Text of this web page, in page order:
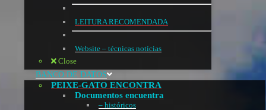
LEITURA RECOMENDADA
Website – técnicas notícias
Close
BANCO DE DATOS
PEIXE-GATO ENCONTRA
Documentos encuentra
– históricos